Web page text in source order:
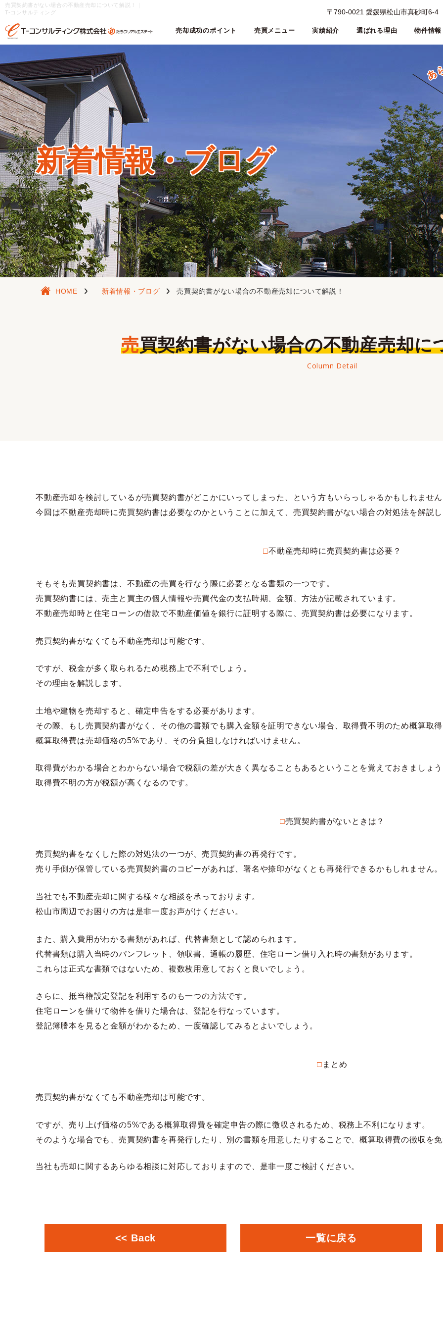
売買契約書がない場合の不動産売却について解説！｜
T-コンサルティング
〒790-0021 愛媛県松山市真砂町6-4
売却成功のポイント 売買メニュー 実績紹介 選ばれる理由 物件情報
新着情報・ブログ
HOME 新着情報・ブログ 売買契約書がない場合の不動産売却について解説！
売買契約書がない場合の不動産売却
Column Detail
不動産売却を検討しているが売買契約書がどこかにいってしまった、という方もいらっしゃるかもしれません
今回は不動産売却時に売買契約書は必要なのかということに加えて、売買契約書がない場合の対処法を解説し
□不動産売却時に売買契約書は必要？
そもそも売買契約書は、不動産の売買を行なう際に必要となる書類の一つです。
売買契約書には、売主と買主の個人情報や売買代金の支払時期、金額、方法が記載されています。
不動産売却時と住宅ローンの借款で不動産価値を銀行に証明する際に、売買契約書は必要になります。
売買契約書がなくても不動産売却は可能です。
ですが、税金が多く取られるため税務上で不利でしょう。
その理由を解説します。
土地や建物を売却すると、確定申告をする必要があります。
その際、もし売買契約書がなく、その他の書類でも購入金額を証明できない場合、取得費不明のため概算取得
概算取得費は売却価格の5%であり、その分負担しなければいけません。
取得費がわかる場合とわからない場合で税額の差が大きく異なることもあるということを覚えておきましょう
取得費不明の方が税額が高くなるのです。
□売買契約書がないときは？
売買契約書をなくした際の対処法の一つが、売買契約書の再発行です。
売り手側が保管している売買契約書のコピーがあれば、署名や捺印がなくとも再発行できるかもしれません。
当社でも不動産売却に関する様々な相談を承っております。
松山市周辺でお困りの方は是非一度お声がけください。
また、購入費用がわかる書類があれば、代替書類として認められます。
代替書類は購入当時のパンフレット、領収書、通帳の履歴、住宅ローン借り入れ時の書類があります。
これらは正式な書類ではないため、複数枚用意しておくと良いでしょう。
さらに、抵当権設定登記を利用するのも一つの方法です。
住宅ローンを借りて物件を借りた場合は、登記を行なっています。
登記簿謄本を見ると金額がわかるため、一度確認してみるとよいでしょう。
□まとめ
売買契約書がなくても不動産売却は可能です。
ですが、売り上げ価格の5%である概算取得費を確定申告の際に徴収されるため、税務上不利になります。
そのような場合でも、売買契約書を再発行したり、別の書類を用意したりすることで、概算取得費の徴収を免
当社も売却に関するあらゆる相談に対応しておりますので、是非一度ご検討ください。
<< Back 一覧に戻る